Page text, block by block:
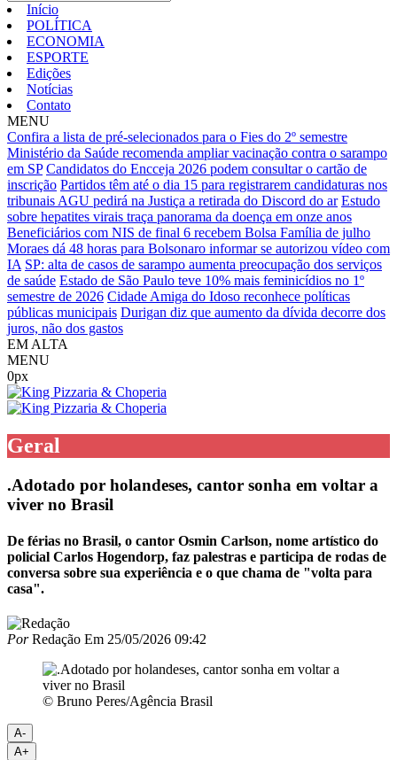
Início
POLÍTICA
ECONOMIA
ESPORTE
Edições
Notícias
Contato
MENU
Confira a lista de pré-selecionados para o Fies do 2º semestre
Ministério da Saúde recomenda ampliar vacinação contra o sarampo
em SP Candidatos do Encceja 2026 podem consultar o cartão de
inscrição Partidos têm até o dia 15 para registrarem candidaturas nos
tribunais AGU pedirá na Justiça a retirada do Discord do ar Estudo
sobre hepatites virais traça panorama da doença em onze anos
Beneficiários com NIS de final 6 recebem Bolsa Família de julho
Moraes dá 48 horas para Bolsonaro informar se autorizou vídeo com
IA SP: alta de casos de sarampo aumenta preocupação dos serviços
de saúde Estado de São Paulo teve 10% mais feminicídios no 1º
semestre de 2026 Cidade Amiga do Idoso reconhece políticas
públicas municipais Durigan diz que aumento da dívida decorre dos
juros, não dos gastos
EM ALTA
MENU
0px
Geral
.Adotado por holandeses, cantor sonha em voltar a
viver no Brasil
De férias no Brasil, o cantor Osmin Carlson, nome artístico do
policial Carlos Hogendorp, faz palestras e participa de rodas de
conversa sobre sua experiência e o que chama de "volta para
casa".
PorRedação Em 25/05/2026 09:42
© Bruno Peres/Agência Brasil
A-
A+